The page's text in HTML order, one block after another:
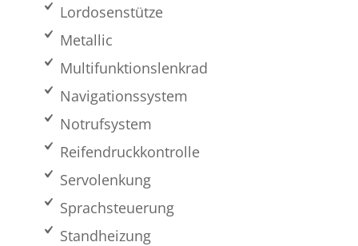
Lordosenstütze
Metallic
Multifunktionslenkrad
Navigationssystem
Notrufsystem
Reifendruckkontrolle
Servolenkung
Sprachsteuerung
Standheizung